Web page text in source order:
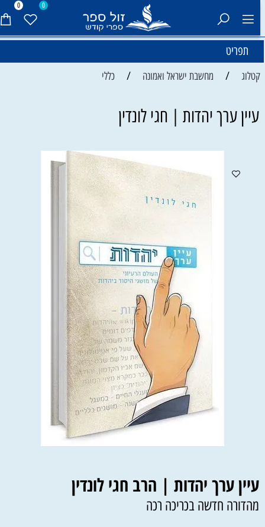
0 0
תפריט
קטלוג / מחשבת ישראל ואמונה / כללי
עיין ערך יהדות | חגי לונדין
עיין ערך יהדות | הרב חגי לונדין
מהדורה חדשה בכריכה רכה